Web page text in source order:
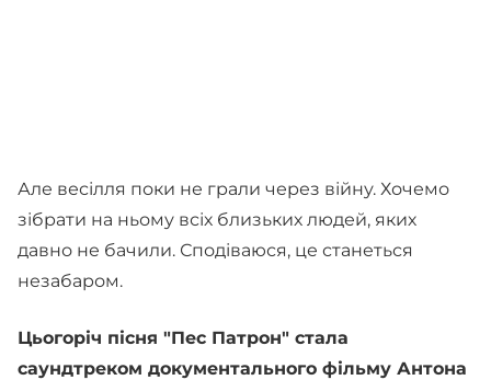
Але весілля поки не грали через війну. Хочемо
зібрати на ньому всіх близьких людей, яких
давно не бачили. Сподіваюся, це станеться
незабаром.
Цьогоріч пісня "Пес Патрон" стала
саундтреком документального фільму Антона